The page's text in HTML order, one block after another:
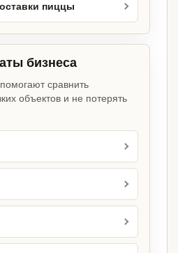
пиццы
бизнеса
сравнить
объектов и не потерять